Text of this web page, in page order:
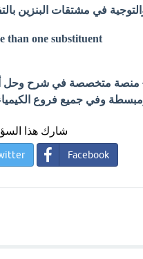
في مشتقات البنزين
than one substituent
- منصة متخصصة في شرح وحل
وفي جميع فروع
شارك هذا
Facebook